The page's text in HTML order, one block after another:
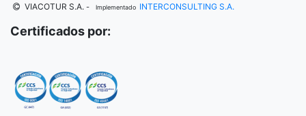
VIACOTUR S.A. - Implementado INTERCONSULTING S.A.
Certificados por: